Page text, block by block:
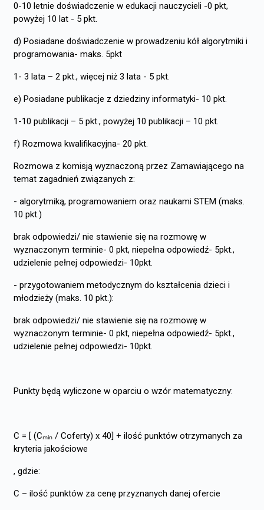
0-10 letnie doświadczenie w edukacji nauczycieli -0 pkt,
powyżej 10 lat - 5 pkt.
d) Posiadane doświadczenie w prowadzeniu kół algorytmiki i
programowania- maks. 5pkt
1- 3 lata – 2 pkt., więcej niż 3 lata - 5 pkt.
e) Posiadane publikacje z dziedziny informatyki- 10 pkt.
1-10 publikacji – 5 pkt., powyżej 10 publikacji – 10 pkt.
f) Rozmowa kwalifikacyjna- 20 pkt.
Rozmowa z komisją wyznaczoną przez Zamawiającego na
temat zagadnień związanych z:
- algorytmiką, programowaniem oraz naukami STEM (maks.
10 pkt.)
brak odpowiedzi/ nie stawienie się na rozmowę w
wyznaczonym terminie- 0 pkt, niepełna odpowiedź- 5pkt.,
udzielenie pełnej odpowiedzi- 10pkt.
- przygotowaniem metodycznym do kształcenia dzieci i
młodzieży (maks. 10 pkt.):
brak odpowiedzi/ nie stawienie się na rozmowę w
wyznaczonym terminie- 0 pkt, niepełna odpowiedź- 5pkt.,
udzielenie pełnej odpowiedzi- 10pkt.
Punkty będą wyliczone w oparciu o wzór matematyczny:
C = [ (Cₘᵢₙ / Coferty) x 40] + ilość punktów otrzymanych za
kryteria jakościowe
, gdzie:
C – ilość punktów za cenę przyznanych danej ofercie